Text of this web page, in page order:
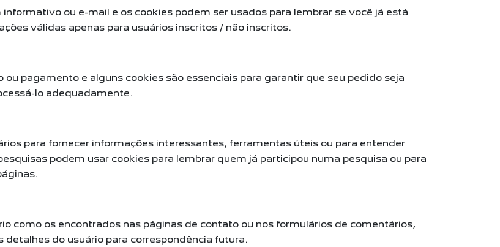
ou e-mail e os cookies podem ser usados para lembrar se você já está
válidas apenas para usuários inscritos / não inscritos.
pagamento e alguns cookies são essenciais para garantir que seu pedido seja
lo adequadamente.
para fornecer informações interessantes, ferramentas úteis ou para entender
podem usar cookies para lembrar quem já participou numa pesquisa ou para
como os encontrados nas páginas de contato ou nos formulários de comentários,
do usuário para correspondência futura.